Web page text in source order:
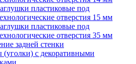
пластиковые под
отверстия 15 мм
пластиковые под
отверстия 35 мм
задней стенки
(уголки) с декоративными